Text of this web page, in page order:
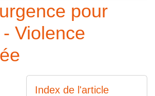
pour
Violence
Index de l'article